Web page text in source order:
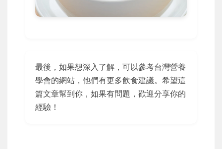
最後，如果想深入了解，可以參考台灣營養
學會的網站，他們有更多飲食建議。希望這
篇文章幫到你，如果有問題，歡迎分享你的
經驗！